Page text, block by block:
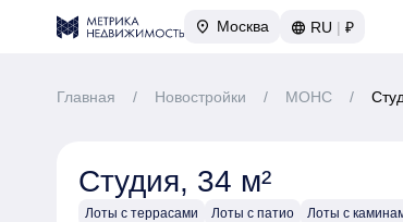
Москва RU | ₽
Главная / Новостройки / МОНС /
Студия, 34 м²
Лоты с террасами Лоты с патио Лоты с